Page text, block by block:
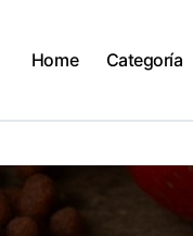
Home Categoría